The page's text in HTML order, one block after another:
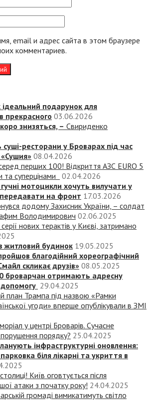
email и адрес сайта в этом браузере
комментариев.
ідеальний подарунок для
прекрасного 03.06.2026
знизяться, – Свириденко
ресторани у Броварах під час
«Сушия» 08.04.2026
перших 100! Відкриття АЗС EURO 5
та суперцінами
02.04.2026
мотоцикли хочуть вилучати у
передавати на фронт 17.03.2026
додому Захисник України, – солдат
Володимирович 02.06.2025
нових терактів у Києві, затримано
житловий будинок 19.05.2025
благодійний хореографічний
скликає друзів» 08.05.2025
броварчан отримають адресну
29.04.2025
план Трампа під назвою «‎Рамки
угоди» вперше опублікували в ЗМІ
у центрі Броварів. Сучасне
порядку? 25.04.2025
інфраструктурні оновлення:
біля лікарні та укриття в
Київ оговтується після
атаки з початку року! 24.04.2025
громаді вимикатимуть світло